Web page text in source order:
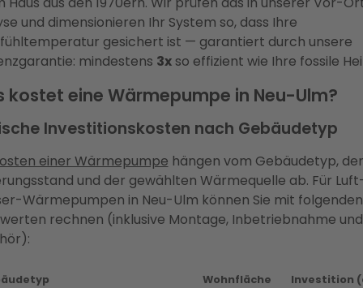
und dimensionieren Ihr System so, dass Ihre
gesichert ist — garantiert durch unsere
mindestens 3xso effizient wie Ihre fossile
kostet eine Wärmepumpe in Neu-Ulm?
Investitionskosten nach Gebäudetyp
einer Wärmepumpe hängen vom Gebäudetyp,
und der gewählten Wärmequelle ab. Für
Wärmepumpen in Neu-Ulm können Sie mit folgenden
rechnen (inklusive Montage, Inbetriebnahme und
Wohnfläche Investition